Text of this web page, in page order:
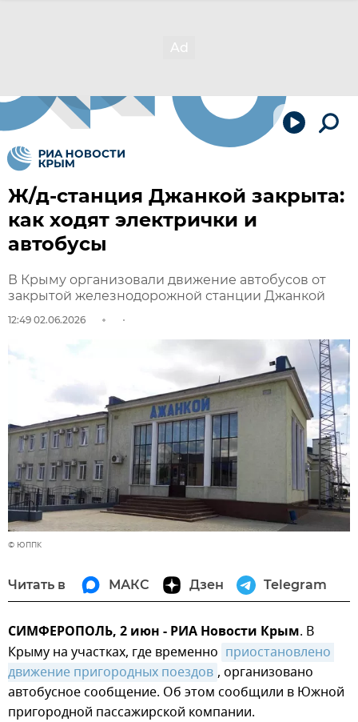
Ж/д-станция Джанкой закрыта:
как ходят электрички и
автобусы
В Крыму организовали движение автобусов от
закрытой железнодорожной станции Джанкой
12:49 02.06.2026
© ЮППК
Читать в МАКС Дзен Telegram
СИМФЕРОПОЛЬ, 2 июн - РИА Новости Крым. В
Крыму на участках, где временно приостановлено
движение пригородных поездов , организовано
автобусное сообщение. Об этом сообщили в Южной
пригородной пассажирской компании.